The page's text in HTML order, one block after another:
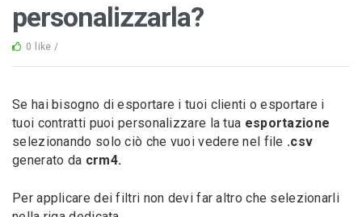
personalizzarla?
0 like /
Se hai bisogno di esportare i tuoi clienti o esportare i
tuoi contratti puoi personalizzare la tua esportazione
selezionando solo ciò che vuoi vedere nel file .csv
generato da crm4.
Per applicare dei filtri non devi far altro che selezionarli